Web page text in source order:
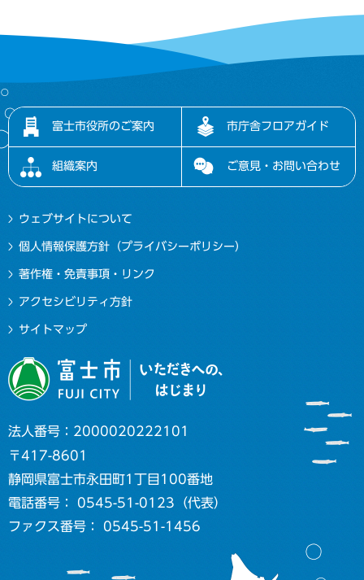
富士市役所のご案内 市庁舎フロアガイド
組織案内 ご意見・お問い合わせ
ウェブサイトについて
個人情報保護方針（プライバシーポリシー）
著作権・免責事項・リンク
アクセシビリティ方針
サイトマップ
法人番号：2000020222101
〒417-8601
静岡県富士市永田町1丁目100番地
電話番号： 0545-51-0123（代表）
ファクス番号： 0545-51-1456